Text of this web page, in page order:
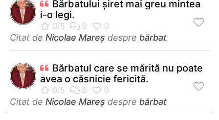
Bărbatului șiret mai greu mintea
i-o legi.
Citat de Nicolae Mareș despre bărbat
Bărbatul care se mărită nu poate
avea o căsnicie fericită.
Citat de Nicolae Mareș despre bărbat